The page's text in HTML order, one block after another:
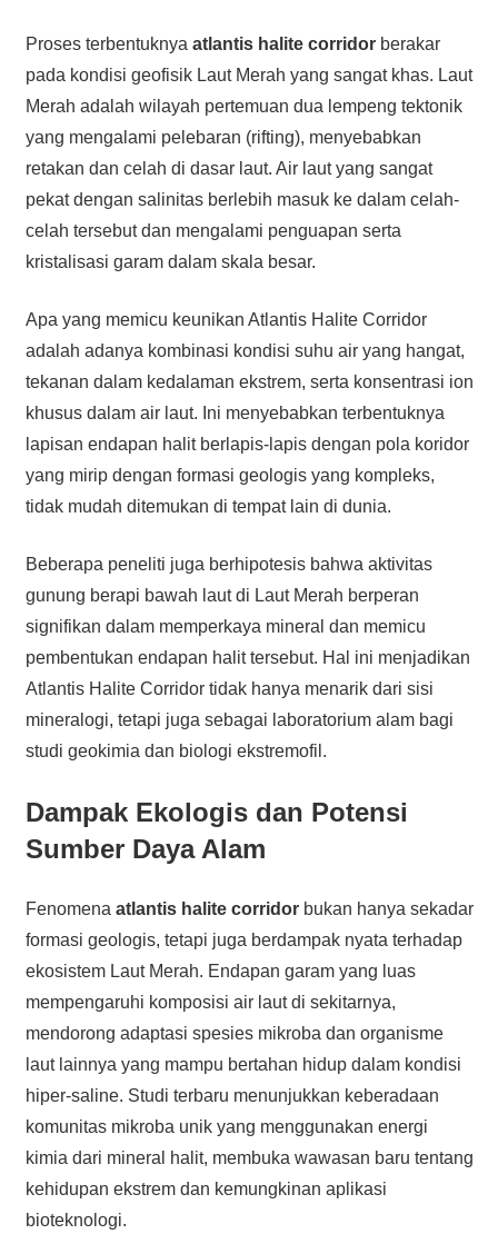
Proses terbentuknya atlantis halite corridorberakar
pada kondisi geofisik Laut Merah yang sangat khas. Laut
Merah adalah wilayah pertemuan dua lempeng tektonik
yang mengalami pelebaran (rifting), menyebabkan
retakan dan celah di dasar laut. Air laut yang sangat
pekat dengan salinitas berlebih masuk ke dalam celah-
celah tersebut dan mengalami penguapan serta
kristalisasi garam dalam skala besar.
Apa yang memicu keunikan Atlantis Halite Corridor
adalah adanya kombinasi kondisi suhu air yang hangat,
tekanan dalam kedalaman ekstrem, serta konsentrasi ion
khusus dalam air laut. Ini menyebabkan terbentuknya
lapisan endapan halit berlapis-lapis dengan pola koridor
yang mirip dengan formasi geologis yang kompleks,
tidak mudah ditemukan di tempat lain di dunia.
Beberapa peneliti juga berhipotesis bahwa aktivitas
gunung berapi bawah laut di Laut Merah berperan
signifikan dalam memperkaya mineral dan memicu
pembentukan endapan halit tersebut. Hal ini menjadikan
Atlantis Halite Corridor tidak hanya menarik dari sisi
mineralogi, tetapi juga sebagai laboratorium alam bagi
studi geokimia dan biologi ekstremofil.
Dampak Ekologis dan Potensi
Sumber Daya Alam
Fenomena atlantis halite corridorbukan hanya sekadar
formasi geologis, tetapi juga berdampak nyata terhadap
ekosistem Laut Merah. Endapan garam yang luas
mempengaruhi komposisi air laut di sekitarnya,
mendorong adaptasi spesies mikroba dan organisme
laut lainnya yang mampu bertahan hidup dalam kondisi
hiper-saline. Studi terbaru menunjukkan keberadaan
komunitas mikroba unik yang menggunakan energi
kimia dari mineral halit, membuka wawasan baru tentang
kehidupan ekstrem dan kemungkinan aplikasi
bioteknologi.